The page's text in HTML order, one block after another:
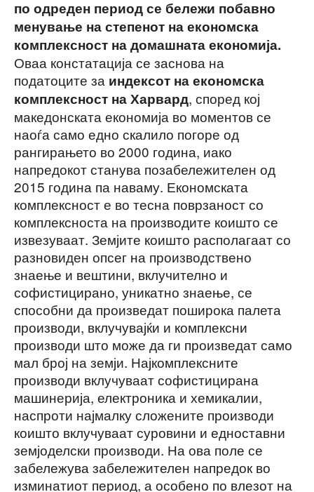
по одреден период се бележи побавно
менување на степенот на економска
комплексност на домашната економија.
Оваа констатација се заснова на
податоците за индексот на економска
комплексност на Харвард, според кој
македонската економија во моментов се
наоѓа само едно скалило погоре од
рангирањето во 2000 година, иако
напредокот станува позабележителен од
2015 година па наваму. Економската
комплексност е во тесна поврзаност со
комплексноста на производите коишто се
извезуваат. Земјите коишто располагаат со
разновиден опсег на производствено
знаење и вештини, вклучително и
софистицирано, уникатно знаење, се
способни да произведат поширока палета
производи, вклучувајќи и комплексни
производи што може да ги произведат само
мал број на земји. Најкомплексните
производи вклучуваат софистицирана
машинерија, електроника и хемикалии,
наспроти најмалку сложените производи
коишто вклучуваат суровини и едноставни
земјоделски производи. На ова поле се
забележува забележителен напредок во
изминатиот период, а особено по влезот на